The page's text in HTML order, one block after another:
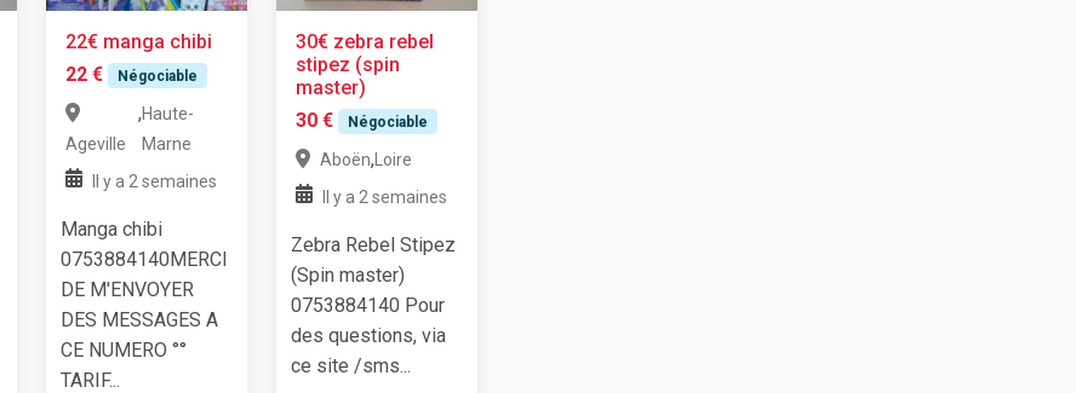
22€ manga chibi
22 €
Négociable
Ageville
,Haute-
Marne
Il y a 2 semaines
Manga chibi
0753884140MERCI
DE M'ENVOYER
DES MESSAGES A
CE NUMERO °°
TARIF...
30€ zebra rebel
stipez (spin
master)
30 €
Négociable
Aboën, Loire
Il y a 2 semaines
Zebra Rebel Stipez
(Spin master)
0753884140 Pour
des questions, via
ce site /sms...